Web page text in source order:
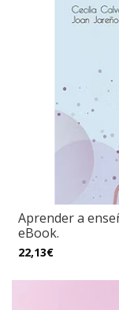
Aprender a
eBook.
22,13€